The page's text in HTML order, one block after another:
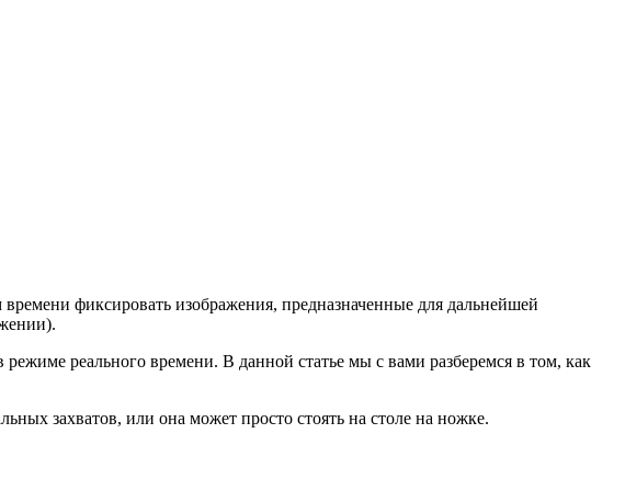
фиксировать изображения, предназначенные для дальнейшей
реального времени. В данной статье мы с вами разберемся в том, как
захватов, или она может просто стоять на столе на ножке.